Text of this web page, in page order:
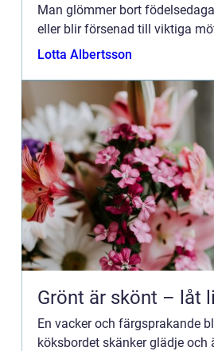
Man glömmer bort
eller blir försenad till viktiga
Lotta Albertsson
Grönt är skönt – låt
En vacker och färgsprakande
köksbordet skänker glädje och